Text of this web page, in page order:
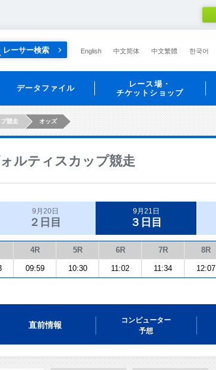
レーサー検索 English 中文简体 中文繁體 한국어
データファイル
レース場・
チケットショップ
競走 オッズ
ルティスカップ競走
9月20日
２日目
9月21日
３日目
4R 5R 6R 7R 8R
09:59 10:30 11:02 11:34 12:07
直前情報
コンピューター
予想